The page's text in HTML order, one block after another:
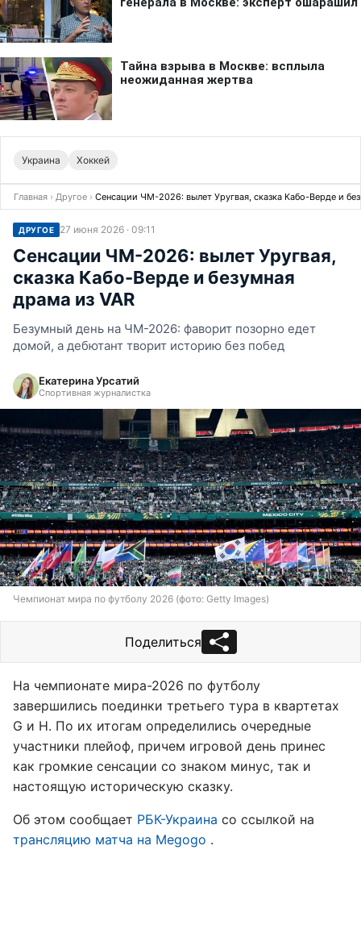
Украина Хоккей
Главная › Другое › Сенсации ЧМ-2026: вылет Уругвая, сказка Кабо-Верде и
ДРУГОЕ 27 июня 2026 · 09:11
Сенсации ЧМ-2026: вылет Уругвая,
сказка Кабо-Верде и безумная
драма из VAR
Безумный день на ЧМ-2026: фаворит позорно едет
домой, а дебютант творит историю без побед
Екатерина Урсатий
Спортивная журналистка
Чемпионат мира по футболу 2026 (фото: Getty Images)
Поделиться
На чемпионате мира-2026 по футболу
завершились поединки третьего тура в квартетах
G и H. По их итогам определились очередные
участники плейоф, причем игровой день принес
как громкие сенсации со знаком минус, так и
настоящую историческую сказку.
Об этом сообщает РБК-Украина со ссылкой на
трансляцию матча на Megogo .